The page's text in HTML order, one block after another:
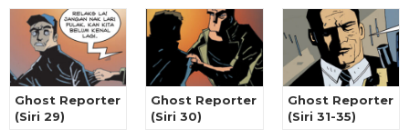
Ghost Reporter
(Siri 29)
Ghost Reporter
(Siri 30)
Ghost Reporter
(Siri 31-35)